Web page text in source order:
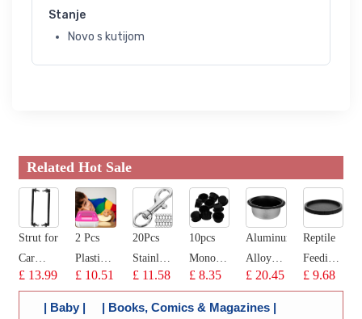
Stanje
Novo s kutijom